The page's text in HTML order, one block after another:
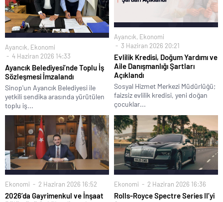
Ayancık, Ekonomi
4 Haziran 2026 14:33
Ayancık Belediyesi’nde Toplu İş
Sözleşmesi İmzalandı
Sinop'un Ayancık Belediyesi ile
yetkili sendika arasında yürütülen
toplu iş...
Ayancık, Ekonomi
3 Haziran 2026 20:21
Evlilik Kredisi, Doğum Yardımı ve
Aile Danışmanlığı Şartları
Açıklandı
Sosyal Hizmet Merkezi Müdürlüğü;
faizsiz evlilik kredisi, yeni doğan
çocuklar...
Ekonomi 2 Haziran 2026 16:52
2026’da Gayrimenkul ve İnşaat
Ekonomi 2 Haziran 2026 16:36
Rolls-Royce Spectre Series II’yi